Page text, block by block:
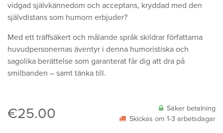
vidgad självkännedom och acceptans, kryddad med den
självdistans som humorn erbjuder?
Med ett träffsäkert och målande språk skildrar författarna
huvudpersonernas äventyr i denna humoristiska och
sagolika berättelse som garanterat får dig att dra på
smilbanden – samt tänka till.
€25.00
Säker betalning
Skickas om 1-3 arbetsdagar